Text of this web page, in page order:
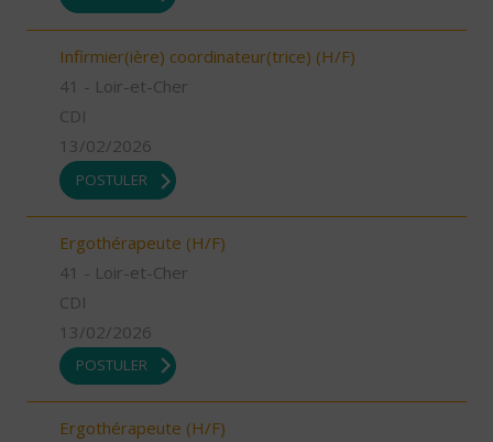
Infirmier(ière) coordinateur(trice) (H/F)
41 - Loir-et-Cher
CDI
13/02/2026
POSTULER
Ergothérapeute (H/F)
41 - Loir-et-Cher
CDI
13/02/2026
POSTULER
Ergothérapeute (H/F)